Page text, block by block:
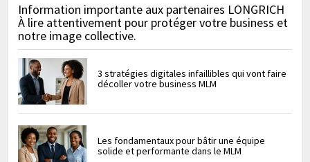
Information importante aux partenaires LONGRICH
À lire attentivement pour protéger votre business et
notre image collective.
3 stratégies digitales infaillibles qui vont faire
décoller votre business MLM
Les fondamentaux pour bâtir une équipe
solide et performante dans le MLM